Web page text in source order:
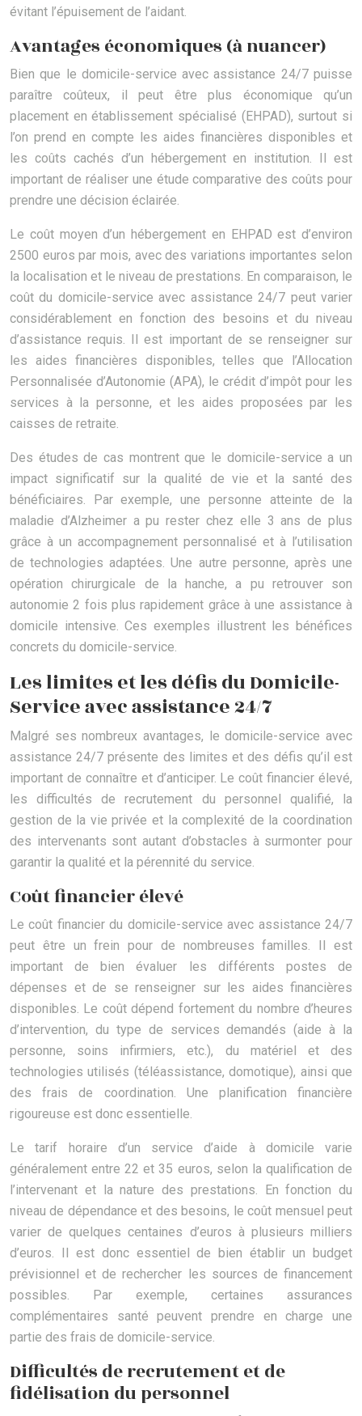
évitant l’épuisement de l’aidant.
Avantages économiques (à nuancer)
Bien que le domicile-service avec assistance 24/7 puisse
paraître coûteux, il peut être plus économique qu’un
placement en établissement spécialisé (EHPAD), surtout si
l’on prend en compte les aides financières disponibles et
les coûts cachés d’un hébergement en institution. Il est
important de réaliser une étude comparative des coûts pour
prendre une décision éclairée.
Le coût moyen d’un hébergement en EHPAD est d’environ
2500 euros par mois, avec des variations importantes selon
la localisation et le niveau de prestations. En comparaison, le
coût du domicile-service avec assistance 24/7 peut varier
considérablement en fonction des besoins et du niveau
d’assistance requis. Il est important de se renseigner sur
les aides financières disponibles, telles que l’Allocation
Personnalisée d’Autonomie (APA), le crédit d’impôt pour les
services à la personne, et les aides proposées par les
caisses de retraite.
Des études de cas montrent que le domicile-service a un
impact significatif sur la qualité de vie et la santé des
bénéficiaires. Par exemple, une personne atteinte de la
maladie d’Alzheimer a pu rester chez elle 3 ans de plus
grâce à un accompagnement personnalisé et à l’utilisation
de technologies adaptées. Une autre personne, après une
opération chirurgicale de la hanche, a pu retrouver son
autonomie 2 fois plus rapidement grâce à une assistance à
domicile intensive. Ces exemples illustrent les bénéfices
concrets du domicile-service.
Les limites et les défis du Domicile-
Service avec assistance 24/7
Malgré ses nombreux avantages, le domicile-service avec
assistance 24/7 présente des limites et des défis qu’il est
important de connaître et d’anticiper. Le coût financier élevé,
les difficultés de recrutement du personnel qualifié, la
gestion de la vie privée et la complexité de la coordination
des intervenants sont autant d’obstacles à surmonter pour
garantir la qualité et la pérennité du service.
Coût financier élevé
Le coût financier du domicile-service avec assistance 24/7
peut être un frein pour de nombreuses familles. Il est
important de bien évaluer les différents postes de
dépenses et de se renseigner sur les aides financières
disponibles. Le coût dépend fortement du nombre d’heures
d’intervention, du type de services demandés (aide à la
personne, soins infirmiers, etc.), du matériel et des
technologies utilisés (téléassistance, domotique), ainsi que
des frais de coordination. Une planification financière
rigoureuse est donc essentielle.
Le tarif horaire d’un service d’aide à domicile varie
généralement entre 22 et 35 euros, selon la qualification de
l’intervenant et la nature des prestations. En fonction du
niveau de dépendance et des besoins, le coût mensuel peut
varier de quelques centaines d’euros à plusieurs milliers
d’euros. Il est donc essentiel de bien établir un budget
prévisionnel et de rechercher les sources de financement
possibles. Par exemple, certaines assurances
complémentaires santé peuvent prendre en charge une
partie des frais de domicile-service.
Difficultés de recrutement et de
fidélisation du personnel